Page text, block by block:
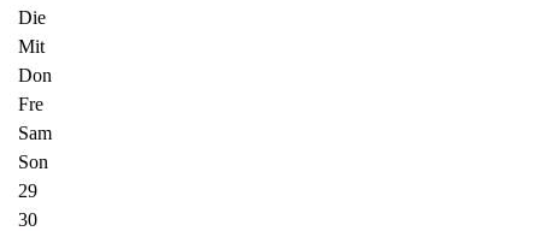
Die
Mit
Don
Fre
Sam
Son
29
30